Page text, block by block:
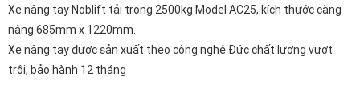
Xe nâng tay Noblift tải trọng 2500kg Model AC25, kích thước càng
nâng 685mm x 1220mm.
Xe nâng tay được sản xuất theo công nghệ Đức chất lượng vượt
trội, bảo hành 12 tháng